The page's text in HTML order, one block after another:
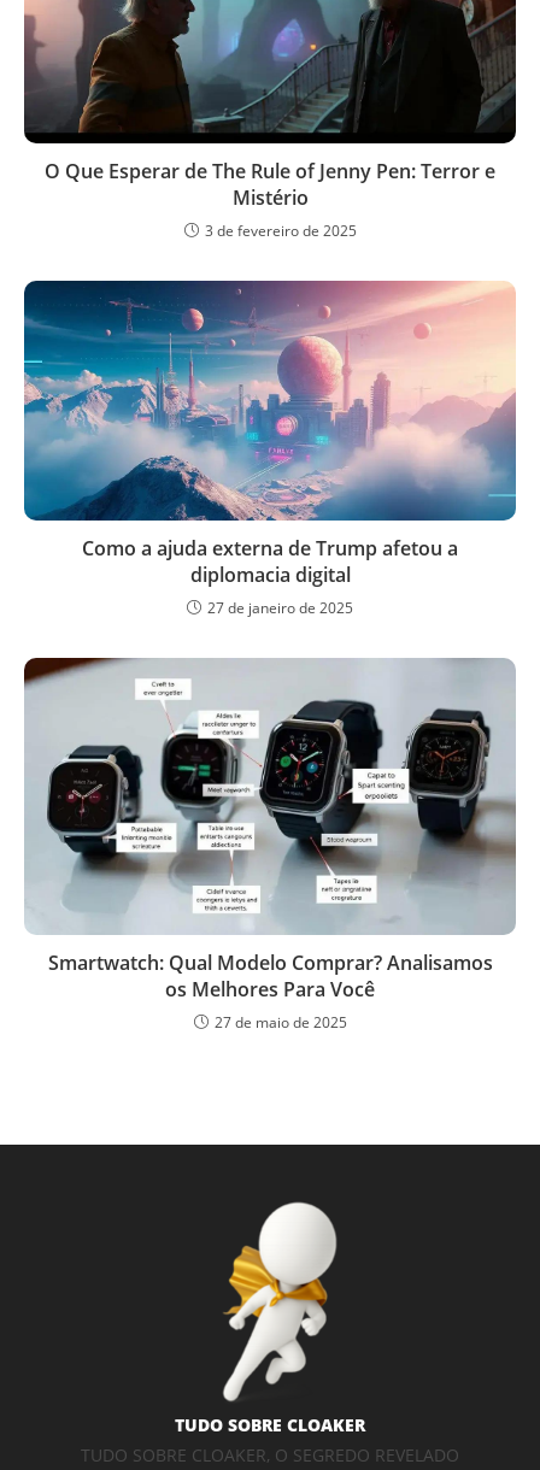
O Que Esperar de The Rule of Jenny Pen: Terror e
Mistério
3 de fevereiro de 2025
Como a ajuda externa de Trump afetou a
diplomacia digital
27 de janeiro de 2025
Smartwatch: Qual Modelo Comprar? Analisamos
os Melhores Para Você
27 de maio de 2025
TUDO SOBRE CLOAKER
TUDO SOBRE CLOAKER, O SEGREDO REVELADO